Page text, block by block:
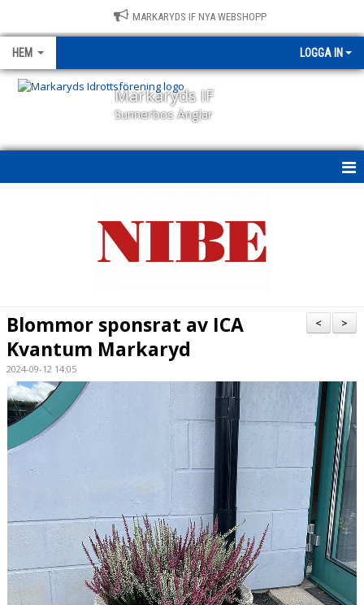
MARKARYDS IF NYA WEBSHOPP
HEM LOGGA IN
Markaryds IF
Sunnerbos Änglar
BILDGALLERI
DOKUMENT
VÅRA LAG/TRÄNARE
MATCHER
UPPDRAG I FÖRENINGEN
SPONSRING & SAMARBETEN
INITIATIV & PROJEKT
FOTBOLLSSKOLAN
>
<
Blommor sponsrat av ICA
Kvantum Markaryd
2024-09-12 14:05